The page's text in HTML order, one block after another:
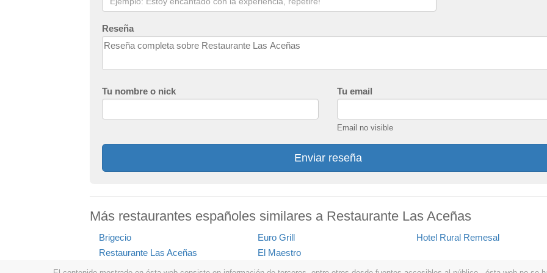
Reseña
Tu nombre o nick Tu email
Email no visible
Enviar reseña
Más restaurantes españoles similares a Restaurante Las Aceñas
Brigecio Euro Grill
Hotel Rural Remesal
Restaurante Las Aceñas
El Maestro